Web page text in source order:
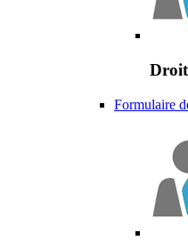
Formulaire